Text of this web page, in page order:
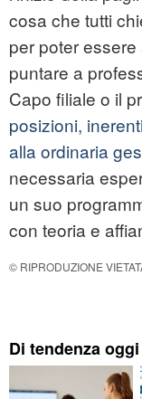
cosa che tutti
per poter
puntare a
Capo filiale o il
posizioni,
alla ordinaria
necessaria
un suo
con teoria e
© RIPRODUZIONE
Di tendenza oggi